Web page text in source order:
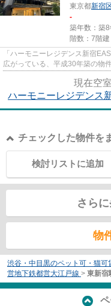
東京都新宿
-
築年数：築
階数：7階建
「ハーモニーレジデンス新宿
広がっている、平成30年築の物
現在空
ハーモニーレジデンス
チェックした物件を
検討リストに追加
さら
物
渋谷・中目黒のペット可・猫可
営地下鉄都営大江戸線 > 東新宿